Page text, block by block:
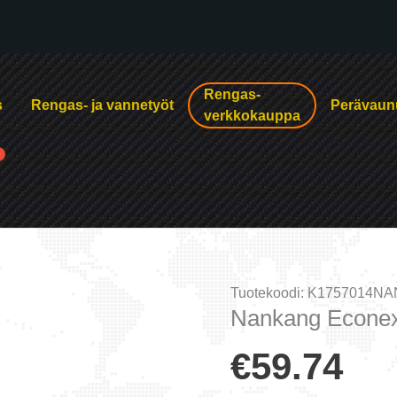
Rengas- ja vannetyöt
Rengas-
verkkokauppa
Tuotekoodi:
Nankang
€59.74